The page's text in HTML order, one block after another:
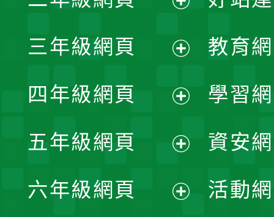
開
選
單
開
選
單
三年級網頁
開
選
單
四年級網頁
開
選
五年級網頁
開
六年級網頁
教育
學習
資安
活動